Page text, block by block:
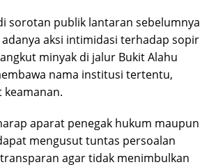
sorotan publik lantaran sebelumnya
aksi intimidasi terhadap sopir
minyak di jalur Bukit Alahu
nama institusi tertentu,
aparat penegak hukum maupun
mengusut tuntas persoalan
agar tidak menimbulkan